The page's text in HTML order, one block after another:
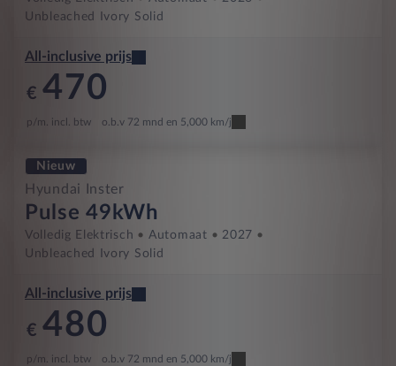
Unbleached Ivory Solid
All-inclusive prijs
€ 470
p/m. incl. btw o.b.v 72 mnd en 5,000 km/j
Nieuw
Hyundai Inster
Pulse 49kWh
Volledig Elektrisch Automaat
2027
Unbleached Ivory Solid
All-inclusive prijs
€ 480
p/m. incl. btw o.b.v 72 mnd en 5,000 km/j